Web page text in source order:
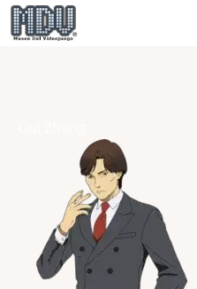
Pasar
al